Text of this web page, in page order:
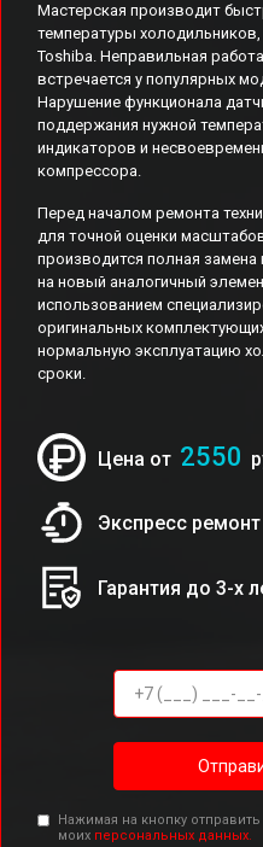
Мастерская производит
температуры
Toshiba. Неправильная
встречается у популярных
Нарушение функционала
поддержания нужной
индикаторов и
компрессора.
Перед началом ремонта
для точной оценки
производится полная
на новый аналогичный
использованием
оригинальных
нормальную эксплуатацию
сроки.
Цена от 2550
Экспресс
Гарантия до 3-х
Нажимая на кнопку
моих персональных данных.